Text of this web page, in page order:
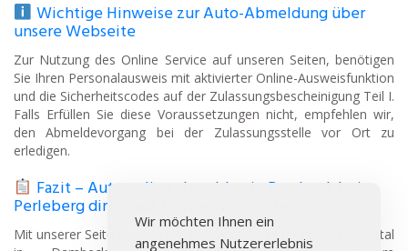
Wichtige Hinweise zur Auto-Abmeldung über
unsere Webseite
Zur Nutzung des Online Service auf unseren Seiten, benötigen
Sie Ihren Personalausweis mit aktivierter Online-Ausweisfunktion
und die Sicherheitscodes auf der Zulassungsbescheinigung Teil I.
Falls Erfüllen Sie diese Voraussetzungen nicht, empfehlen wir,
den Abmeldevorgang bei der Zulassungsstelle vor Ort zu
erledigen.
Fazit – Auto online abmelden in Dambeck bei
Perleberg direkt auf unserer Webseite
Mit unserer Seite können Sie Ihr Auto schnell und bequem digital
Wir möchten Ihnen ein
angenehmes Nutzererlebnis